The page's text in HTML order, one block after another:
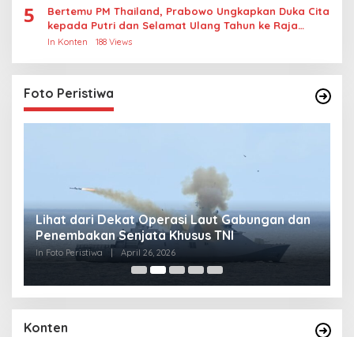
5
Bertemu PM Thailand, Prabowo Ungkapkan Duka Cita
kepada Putri dan Selamat Ulang Tahun ke Raja
Thailand
In Konten 188 Views
Foto Peristiwa
Lihat dari Dekat Operasi Laut Gabungan dan
Penembakan Senjata Khusus TNI
In Foto Peristiwa April 26, 2026
Konten